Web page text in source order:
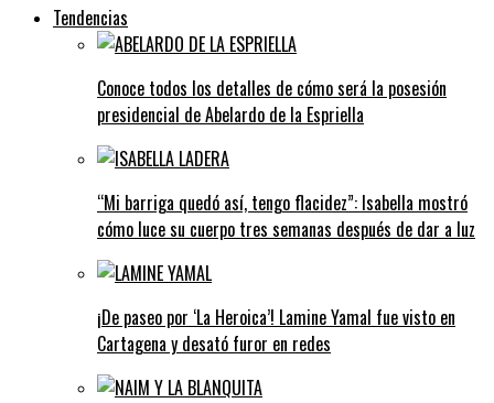
Tendencias
Conoce todos los detalles de cómo será la posesión
presidencial de Abelardo de la Espriella
“Mi barriga quedó así, tengo flacidez”: Isabella mostró
cómo luce su cuerpo tres semanas después de dar a luz
¡De paseo por ‘La Heroica’! Lamine Yamal fue visto en
Cartagena y desató furor en redes